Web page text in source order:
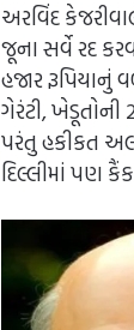
અરવિંદ
જૂના સર્વે રદ
હજાર રૂપિયાનું
ગેરંટી, ખેડૂતોની
પરંતુ હકીકત
દિલ્લીમાં પણ